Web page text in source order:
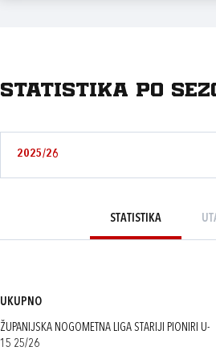
Statistika po
2025/26
STATISTIKA
UKUPNO
ŽUPANIJSKA NOGOMETNA LIGA STARIJI PIONIRI U-
15 25/26